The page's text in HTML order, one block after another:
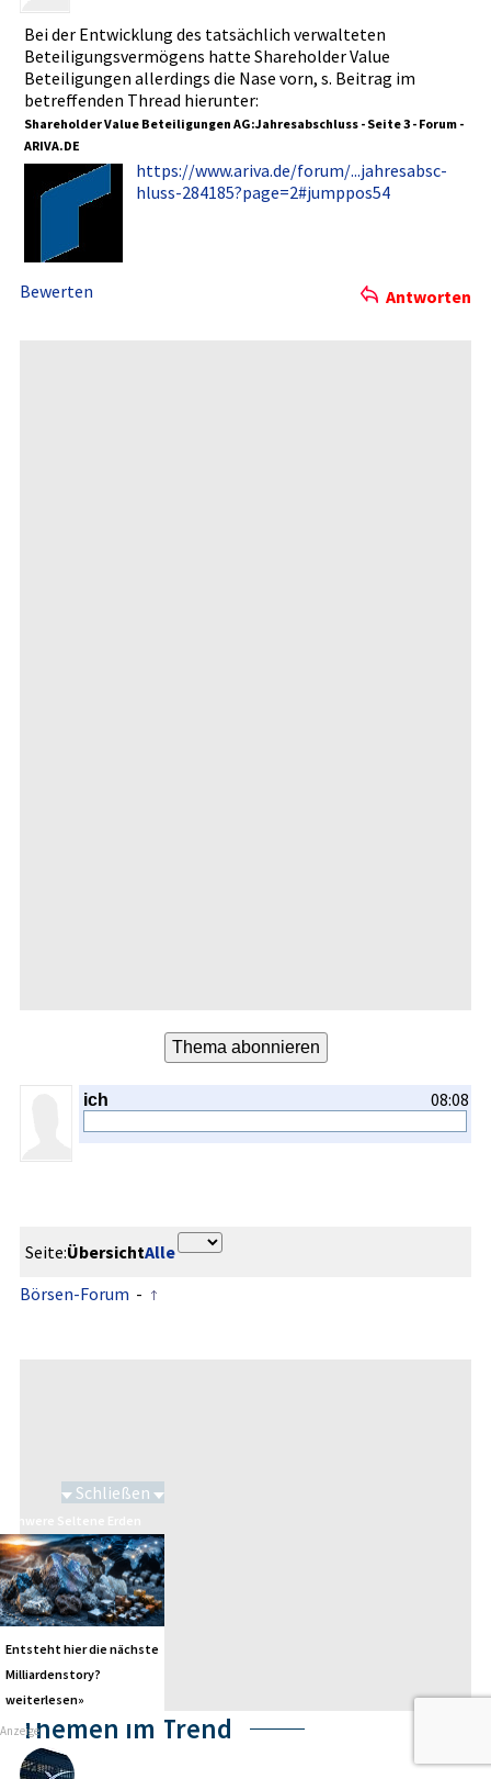
Bei der Entwicklun­g des tatsächlic­h verwaltete­n
Beteiligun­gsvermögen­s hatte Shareholde­r Value
Beteiligun­gen allerdings­ die Nase vorn, s. Beitrag im
betreffend­en Thread hierunter:­
Shareholde­r Value Beteiligun­gen AG:Jahresa­bschluss - Seite 3 - Forum -
ARIVA.DE
https://ww­w.ariva.de­/forum/...­jahresabsc­
hluss-2841­85?page=2#­jumppos54
Bewerten Antworten
ich 08:08
Seite:ÜbersichtAlle
Börsen-Forum -
Themen im Trend
Schließen
Entsteht hier die nächste
Milliardenstory?
weiterlesen»
Anzeige